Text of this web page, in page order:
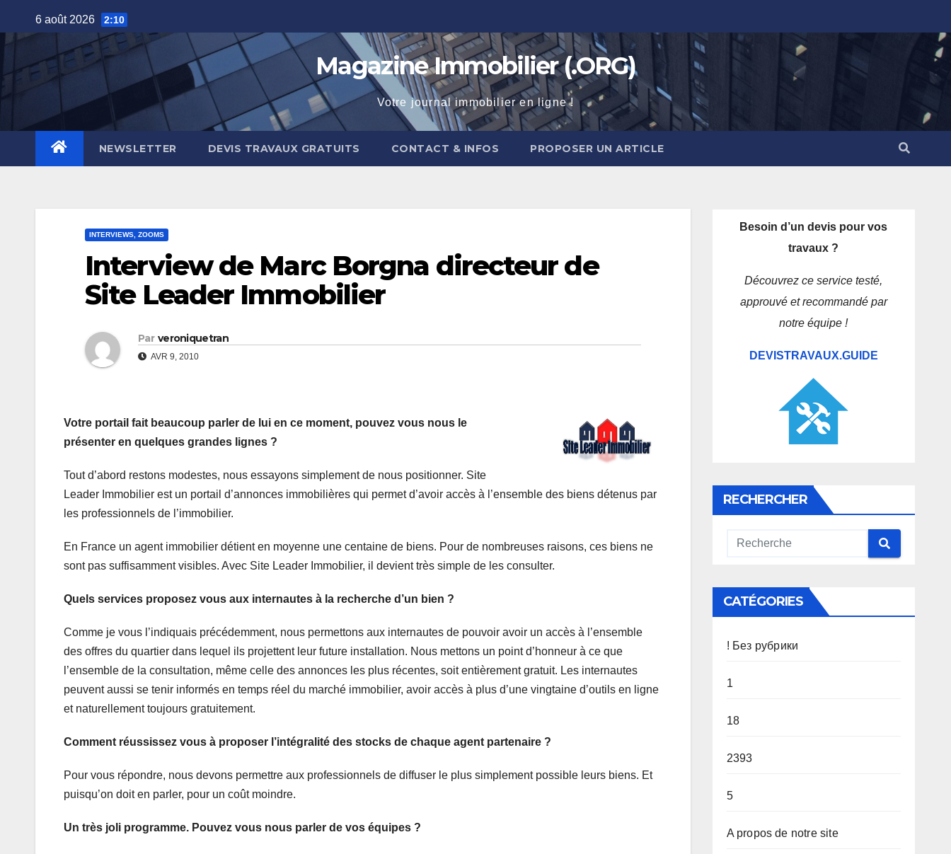
to
6 août 2026 2:10
Magazine Immobilier (.ORG)
Votre journal immobilier en ligne !
NEWSLETTER DEVIS TRAVAUX GRATUITS CONTACT & INFOS PROPOSER UN ARTICLE
INTERVIEWS, ZOOMS
Interview de Marc Borgna directeur de
Site Leader Immobilier
Par veroniquetran
AVR 9, 2010
Votre portail fait beaucoup parler de lui en ce moment, pouvez vous nous le
présenter en quelques grandes lignes ?
Tout d’abord restons modestes, nous essayons simplement de nous positionner. Site
Leader Immobilier est un portail d’annonces immobilières qui permet d’avoir accès à l’ensemble des biens détenus par
les professionnels de l’immobilier.
En France un agent immobilier détient en moyenne une centaine de biens. Pour de nombreuses raisons, ces biens ne
sont pas suffisamment visibles. Avec Site Leader Immobilier, il devient très simple de les consulter.
Quels services proposez vous aux internautes à la recherche d’un bien ?
Comme je vous l’indiquais précédemment, nous permettons aux internautes de pouvoir avoir un accès à l’ensemble
des offres du quartier dans lequel ils projettent leur future installation. Nous mettons un point d’honneur à ce que
l’ensemble de la consultation, même celle des annonces les plus récentes, soit entièrement gratuit. Les internautes
peuvent aussi se tenir informés en temps réel du marché immobilier, avoir accès à plus d’une vingtaine d’outils en ligne
et naturellement toujours gratuitement.
Comment réussissez vous à proposer l’intégralité des stocks de chaque agent partenaire ?
Pour vous répondre, nous devons permettre aux professionnels de diffuser le plus simplement possible leurs biens. Et
puisqu’on doit en parler, pour un coût moindre.
Un très joli programme. Pouvez vous nous parler de vos équipes ?
Besoin d’un devis pour vos
travaux ?
Découvrez ce service testé,
approuvé et recommandé par
notre équipe !
DEVISTRAVAUX.GUIDE
RECHERCHER
CATÉGORIES
! Без рубрики
1
18
2393
5
A propos de notre site